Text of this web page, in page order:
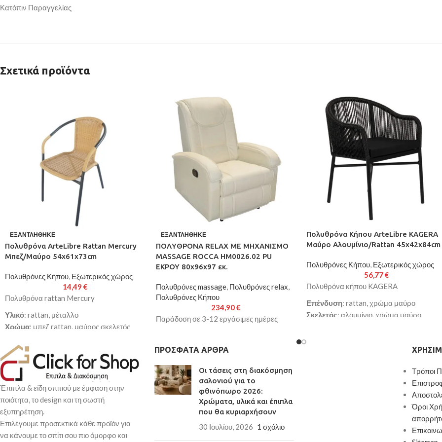
Κατόπιν Παραγγελίας
Σχετικά προϊόντα
ΕΞΑΝΤΛΉΘΗΚΕ
Πολυθρόνα ArteLibre Rattan Mercury
Μπεζ/Μαύρο 54x61x73cm
Πολυθρόνες Κήπου, Εξωτερικός χώρος
14,49€
Πολυθρόνα rattan Mercury
Υλικό: rattan, μέταλλο
Χρώμα: μπεζ rattan, μαύρος σκελετός
Διάμετρος Σωλήνα
Κατασκευασμένη από υψηλής ποιότητας
στιβαρό μεταλλικό σκελετό για μεγαλύτερη
ανθεκτικότητα και αντοχή στο χρόνο
Με κάθισμα από εξαιρετικής ποιότητας
rattan/ύφασμα που την κάνει να
αγκαλιάζει σωστά το σώμα
Θα προσφέρει ατελείωτες ώρες άνεσης και
ΕΞΑΝΤΛΉΘΗΚΕ
ΠΟΛΥΘΡΟΝΑ RELAX ΜΕ ΜΗΧΑΝΙΣΜΟ
MASSAGE ROCCA HM0026.02 PU
ΕΚΡΟΥ 80x96x97 εκ.
Πολυθρόνες massage, Πολυθρόνες relax,
Πολυθρόνες Κήπου
234,90€
Παράδοση σε 3-12 εργάσιμες ημέρες
Πολυθρόνα Κήπου ArteLibre KAGERA
Μαύρο Αλουμίνιο/Rattan 45x42x84cm
Πολυθρόνες Κήπου, Εξωτερικός χώρος
56,77€
Πολυθρόνα κήπου KAGERA
Επένδυση: rattan, χρώμα μαύρο
Σκελετός: αλουμίνιο, χρώμα μαύρο
αλουμίνιο και rattan για μεγαλύτερη
ανθεκτικότητα και αντοχή στο χρόνο
Κομψός και μοντέρνος σχεδιασμός
Παράδοση σε 3-10 εργάσιμες ημέρες
Έπιπλα & είδη σπιτιού με έμφαση στην
ποιότητα, το design και τη σωστή
εξυπηρέτηση.
Επιλέγουμε προσεκτικά κάθε προϊόν για
να κάνουμε το σπίτι σου πιο όμορφο και
ΠΡΌΣΦΑΤΑ ΆΡΘΡΑ
Οι τάσεις στη διακόσμηση
σαλονιού για το
φθινόπωρο 2026:
Χρώματα, υλικά και έπιπλα
που θα κυριαρχήσουν
30 Ιουλίου, 2026 1 σχόλιο
Τρόποι
Όροι